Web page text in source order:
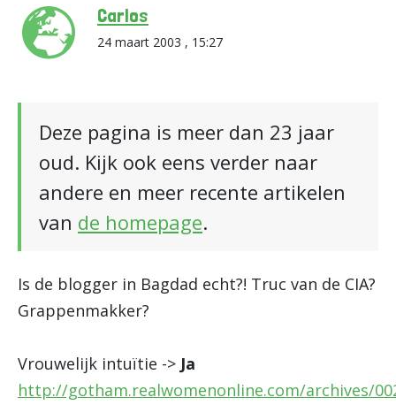
Carlos
24 maart 2003 , 15:27
Deze pagina is meer dan 23 jaar
oud. Kijk ook eens verder naar
andere en meer recente artikelen
van de homepage.
Is de blogger in Bagdad echt?! Truc van de CIA?
Grappenmakker?
Vrouwelijk intuïtie -> Ja
http://gotham.realwomenonline.com/archives/